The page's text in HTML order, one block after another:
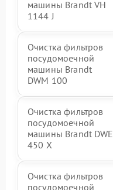
машины Brandt VH
1144 J
Очистка фильтров
посудомоечной
машины Brandt
DWM 100
Очистка фильтров
посудомоечной
машины Brandt DWE
450 X
Очистка фильтров
посудомоечной